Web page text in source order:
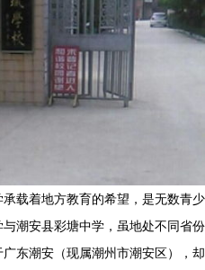
载着地方教育的希望，是无数青少
潮安县彩塘中学，虽地处不同省份
东潮安（现属潮州市潮安区），却